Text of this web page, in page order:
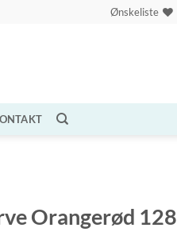
Ønskeliste
Orangerød 128